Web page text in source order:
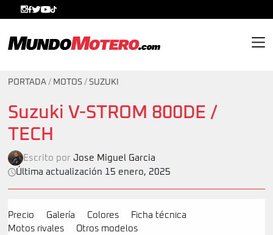
PORTADA / MOTOS / SUZUKI
Suzuki V-STROM 800DE /
TECH
Escrito por Jose Miguel Garcia
Última actualización 15 enero, 2025
Precio Galería Colores
Ficha técnica
Motos rivales
Otros modelos